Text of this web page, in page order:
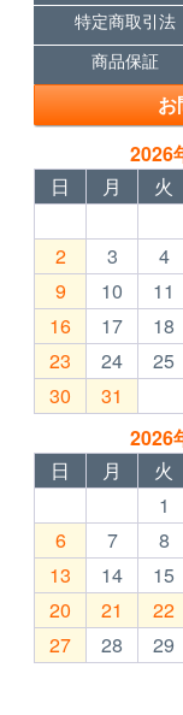
特定商取引法
商品保証
お
2026
日
月 火
2
3 4
9
10 11
16
17 18
23
24 25
30
31
2026
日
月 火
1
6
7 8
13
14 15
20
21 22
27
28 29